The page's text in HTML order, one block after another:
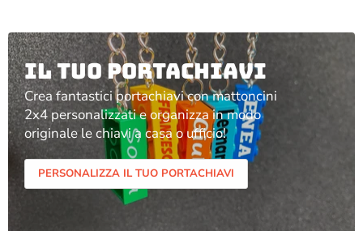
Il tuo portachiavi
Crea fantastici portachiavi con mattoncini
2x4 personalizzati e organizza in modo
originale le chiavi a casa o ufficio!
PERSONALIZZA IL TUO PORTACHIAVI